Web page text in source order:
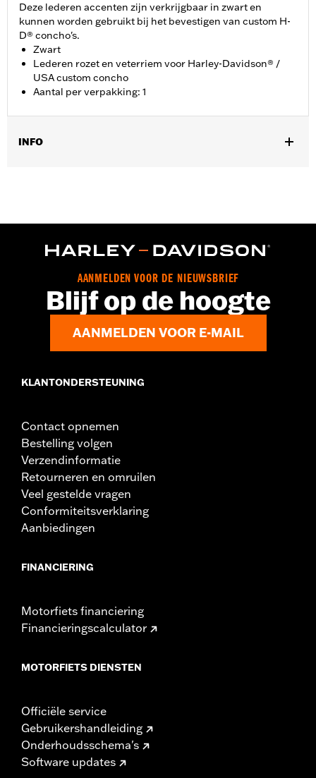
Deze lederen accenten zijn verkrijgbaar in zwart en
kunnen worden gebruikt bij het bevestigen van custom H-
D® concho's.
Zwart
Lederen rozet en veterriem voor Harley-Davidson® /
USA custom concho
Aantal per verpakking: 1
INFO
Apart verkocht:Conchos
Materiaal:Leder
1 Leren rozet en veterriem
AANMELDEN VOOR DE NIEUWSBRIEF
Blijf op de hoogte
AANMELDEN VOOR E-MAIL
KLANTONDERSTEUNING
Contact opnemen
Bestelling volgen
Verzendinformatie
Retourneren en omruilen
Veel gestelde vragen
Conformiteitsverklaring
Aanbiedingen
FINANCIERING
Motorfiets financiering
Financieringscalculator
MOTORFIETS DIENSTEN
Officiële service
Gebruikershandleiding
Onderhoudsschema's
Software updates